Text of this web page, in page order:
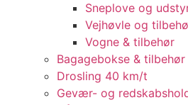
Sneplove og
Vejhøvle og
Vogne & tilbehør
Bagagebokse & tilbehør
Drosling 40 km/t
Gevær- og